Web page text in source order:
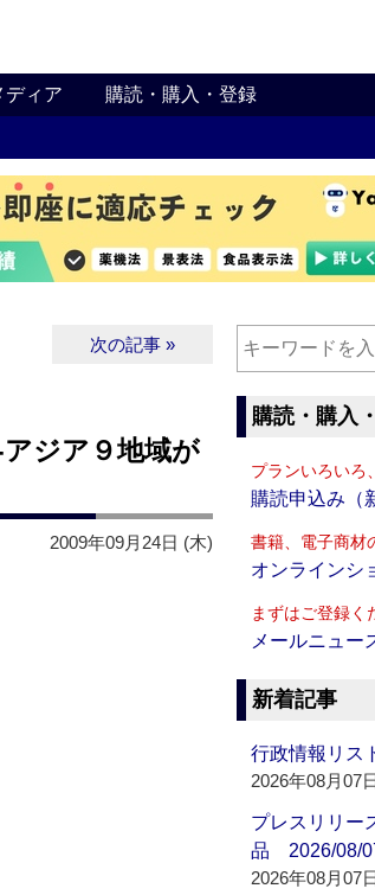
ディア 購読・購入・登録
次の記事 »
ジア９地域が
2009年09月24日 (木)
購読・購入
プランいろいろ
購読申込み（
書籍、電子商材
オンラインシ
まずはご登録く
メールニュー
新着記事
行政情報リ
2026年08月07
プレスリリー
品 2026/08/
2026年08月07